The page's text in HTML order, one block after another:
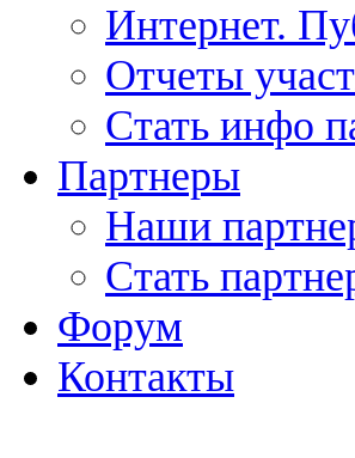
Интернет.
Отчеты
Стать инфо
Партнеры
Наши
Стать
Форум
Контакты